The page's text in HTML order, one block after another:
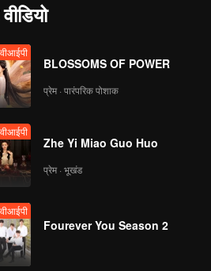
वीआईपी
BLOSSOMS OF POWER
प्रेम · पारंपरिक पोशाक
वीआईपी
Zhe Yi Miao Guo Huo
प्रेम · भूखंड
वीआईपी
Fourever You Season 2